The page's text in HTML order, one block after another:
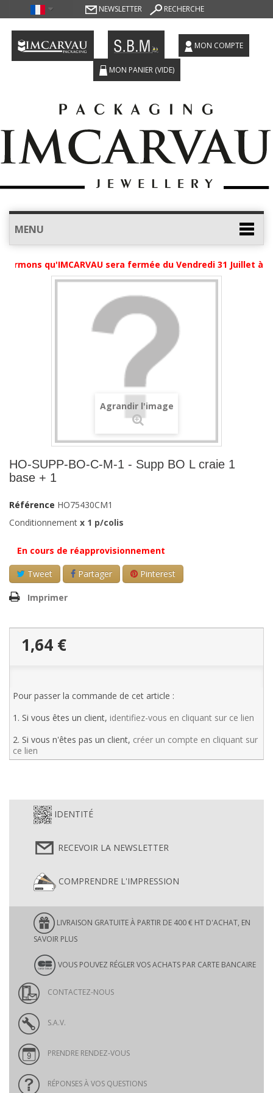
NEWSLETTER RECHERCHE
MON COMPTE
MON PANIER (VIDE)
MENU
qu'IMCARVAU sera fermée du Vendredi 31 Juillet à
Agrandir l'image
HO-SUPP-BO-C-M-1 - Supp BO L craie 1
base + 1
Référence HO75430CM1
Conditionnement x 1 p/colis
En cours de réapprovisionnement
Tweet
Partager Pinterest
Imprimer
1,64 €
Pour passer la commande de cet article :
1. Si vous êtes un client, identifiez-vous en cliquant sur ce lien
2. Si vous n'êtes pas un client, créer un compte en cliquant sur
ce lien
IDENTITÉ
RECEVOIR LA NEWSLETTER
COMPRENDRE L'IMPRESSION
LIVRAISON GRATUITE À PARTIR DE 400 € HT D'ACHAT, EN
SAVOIR PLUS
VOUS POUVEZ RÉGLER VOS ACHATS PAR CARTE BANCAIRE
CONTACTEZ-NOUS
S.A.V.
PRENDRE RENDEZ-VOUS
RÉPONSES À VOS QUESTIONS